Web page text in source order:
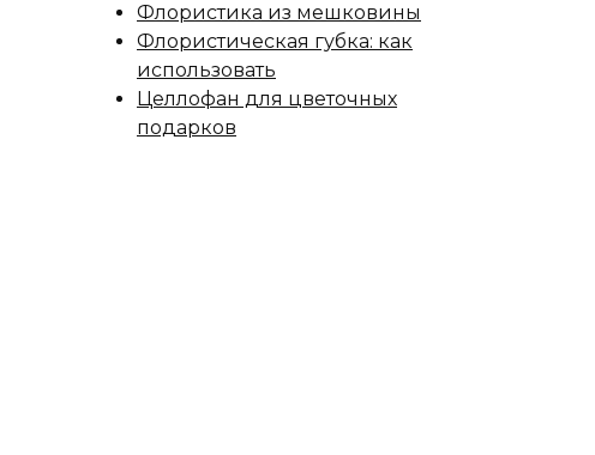
Флористика из мешковины
Флористическая губка: как
использовать
Целлофан для цветочных
подарков